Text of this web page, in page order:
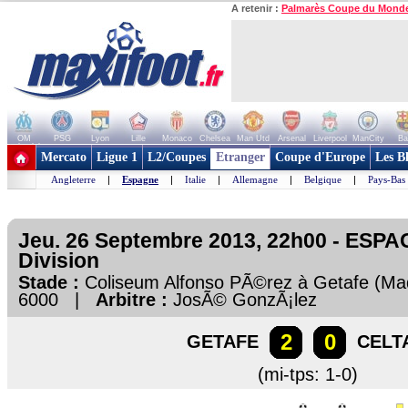
A retenir : Palmarès Coupe du
OM PSG Lyon Lille Monaco Chelsea Man Utd Arsenal Liverpool ManCity
+ de clubs
Mercato Ligue 1 L2/Coupes Etranger Coupe d'Europe Les
Angleterre | Espagne | Italie | Allemagne | Belgique | Pays-Bas
Jeu. 26 Septembre 2013, 22h00 -
Division
Stade : Coliseum Alfonso PÃ©rez à Getafe
6000 | Arbitre : JosÃ© GonzÃ¡lez
GETAFE 2 0
(mi-tps: 1-0)